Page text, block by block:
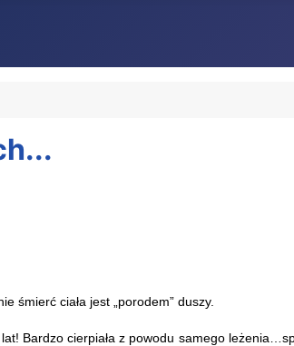
śmierć ciała jest „porodem” duszy.
Bardzo cierpiała z powodu samego